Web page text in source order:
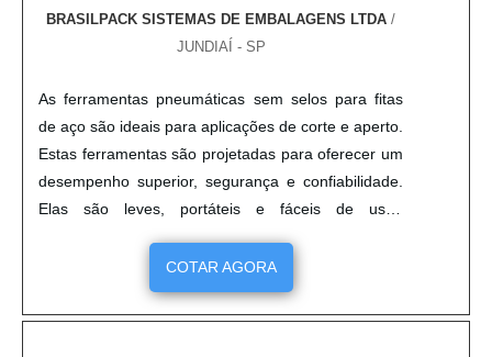
BRASILPACK SISTEMAS DE EMBALAGENS LTDA /
JUNDIAÍ - SP
As ferramentas pneumáticas sem selos para fitas
de aço são ideais para aplicações de corte e aperto.
Estas ferramentas são projetadas para oferecer um
desempenho superior, segurança e confiabilidade.
Elas são leves, portáteis e fáceis de usar,
permitindo que você trabalhe com rapidez e
precisão. As ferramentas pneumáticas sem selos
para fitas de aço são ideais para uso em oficinas,
fábricas, construção e manutenção. Elas são
COTAR AGORA